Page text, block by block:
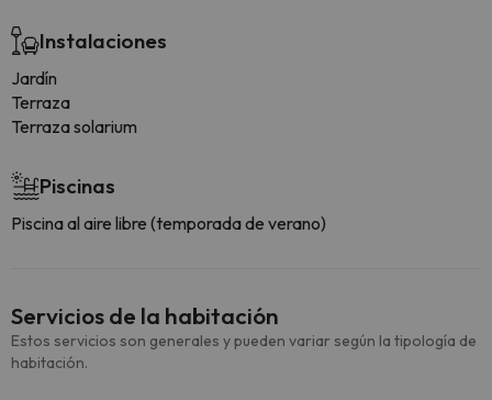
Instalaciones
Jardín
Terraza
Terraza solarium
Piscinas
Piscina al aire libre (temporada de verano)
Servicios de la habitación
Estos servicios son generales y pueden variar según la tipología de
habitación.